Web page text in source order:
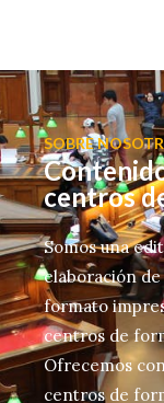
SOBRE
centros
Somos una
elaboración
formato
centros de
Ofrecemos
centros de